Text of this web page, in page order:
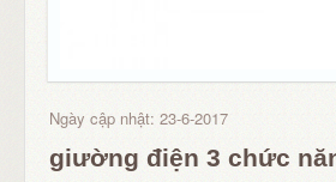
Ngày cập nhật: 23-6-2017
giường điện 3 chức